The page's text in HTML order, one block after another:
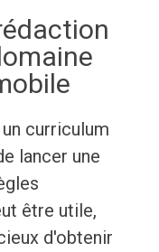
curriculum
lancer une
être utile,
d'obtenir